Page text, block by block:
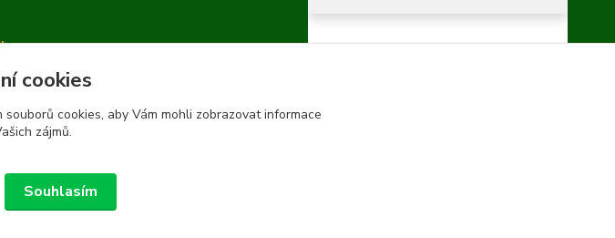
D.
696 41
cookies
souborů cookies, aby Vám mohli zobrazovat informace
zájmů.
Souhlasím